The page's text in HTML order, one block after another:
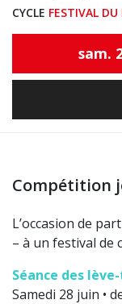
CYCLE FESTIVAL
sam.
Compétition
L’occasion de
– à un festival de
Séance des
Samedi 28 juin •